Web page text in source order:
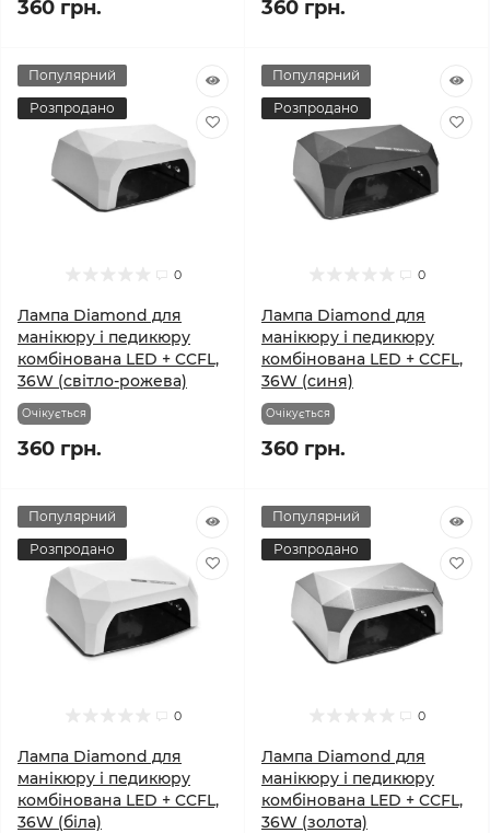
360 грн. 360 грн.
Популярний
Розпродано
0
Лампа Diamond для
манікюру і педикюру
комбінована LED + CCFL,
36W (світло-рожева)
Очікується
360 грн.
Популярний
Розпродано
0
Лампа Diamond для
манікюру і педикюру
комбінована LED + CCFL,
36W (синя)
Очікується
360 грн.
Популярний
Розпродано
0
Лампа Diamond для
манікюру і педикюру
комбінована LED + CCFL,
36W (біла)
Популярний
Розпродано
0
Лампа Diamond для
манікюру і педикюру
комбінована LED + CCFL,
36W (золота)